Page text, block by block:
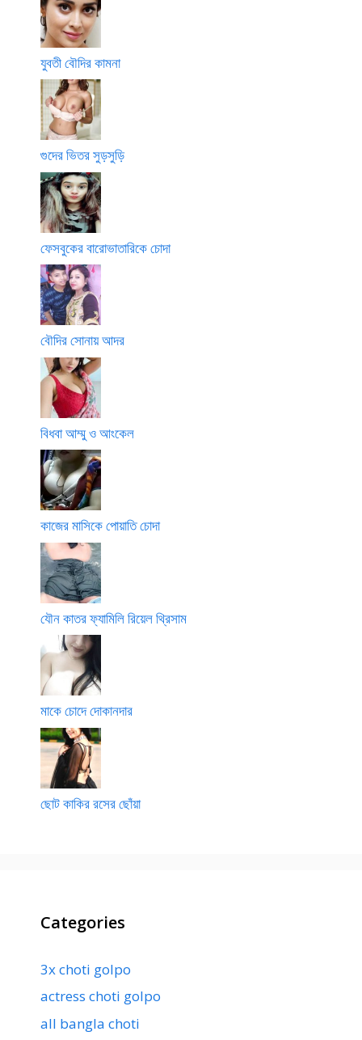
যুবতী বৌদির কামনা
গুদের ভিতর সুড়সুড়ি
ফেসবুকের বারোভাতারিকে চোদা
বৌদির সোনায় আদর
বিধবা আম্মু ও আংকেল
কাজের মাসিকে পোয়াতি চোদা
যৌন কাতর ফ্যামিলি রিয়েল থ্রিসাম
মাকে চোদে দোকানদার
ছোট কাকির রসের ছোঁয়া
Categories
3x choti golpo
actress choti golpo
all bangla choti